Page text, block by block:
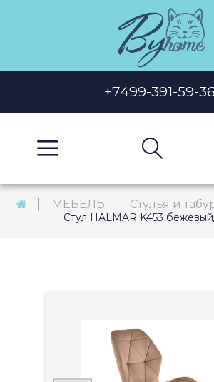
+7499-391-59-36
МЕБЕЛЬ Стулья и
Стул HALMAR K453